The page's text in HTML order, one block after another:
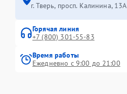
г. Тверь, просп. Калинина, 13А
Горячая линия
+7 (800) 301-55-83
Время работы
Ежедневно с 9:00 до 21:00